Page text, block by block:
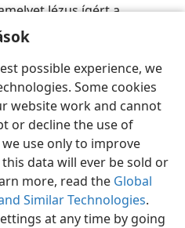
possible experience, we
Some cookies
website work and cannot
or decline the use of
use only to improve
data will ever be sold or
more, read the Global
Similar Technologies.
at any time by going
Jézus ígért a